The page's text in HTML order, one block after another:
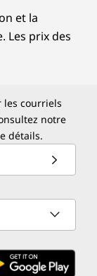
et la
Les prix des
les courriels
notre
détails.